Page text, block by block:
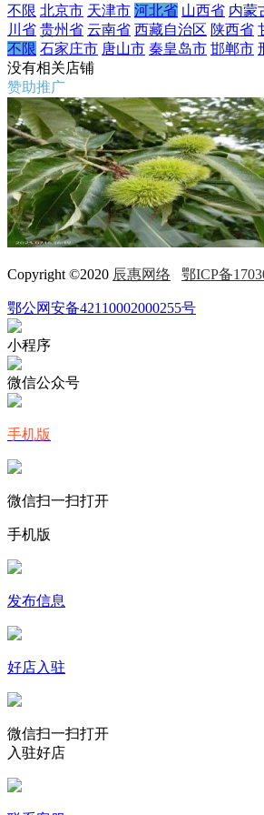
不限 北京市 天津市 河北省 山西省 内蒙
川省 贵州省 云南省 西藏自治区 陕西省
不限 石家庄市 唐山市 秦皇岛市 邯郸市
没有相关店铺
赞助推广
Copyright ©2020 辰惠网络 鄂ICP备
鄂公网安备42110002000255号
小程序
微信公众号
手机版
微信扫一扫打开
手机版
发布信息
好店入驻
微信扫一扫打开
入驻好店